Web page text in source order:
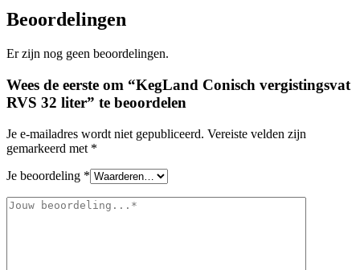
Beoordelingen
Er zijn nog geen beoordelingen.
Wees de eerste om “KegLand Conisch vergistingsvat
RVS 32 liter” te beoordelen
Je e-mailadres wordt niet gepubliceerd. Vereiste velden zijn
gemarkeerd met *
Je beoordeling *